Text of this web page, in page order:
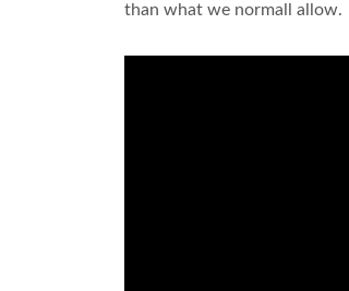
than what we normall allow.